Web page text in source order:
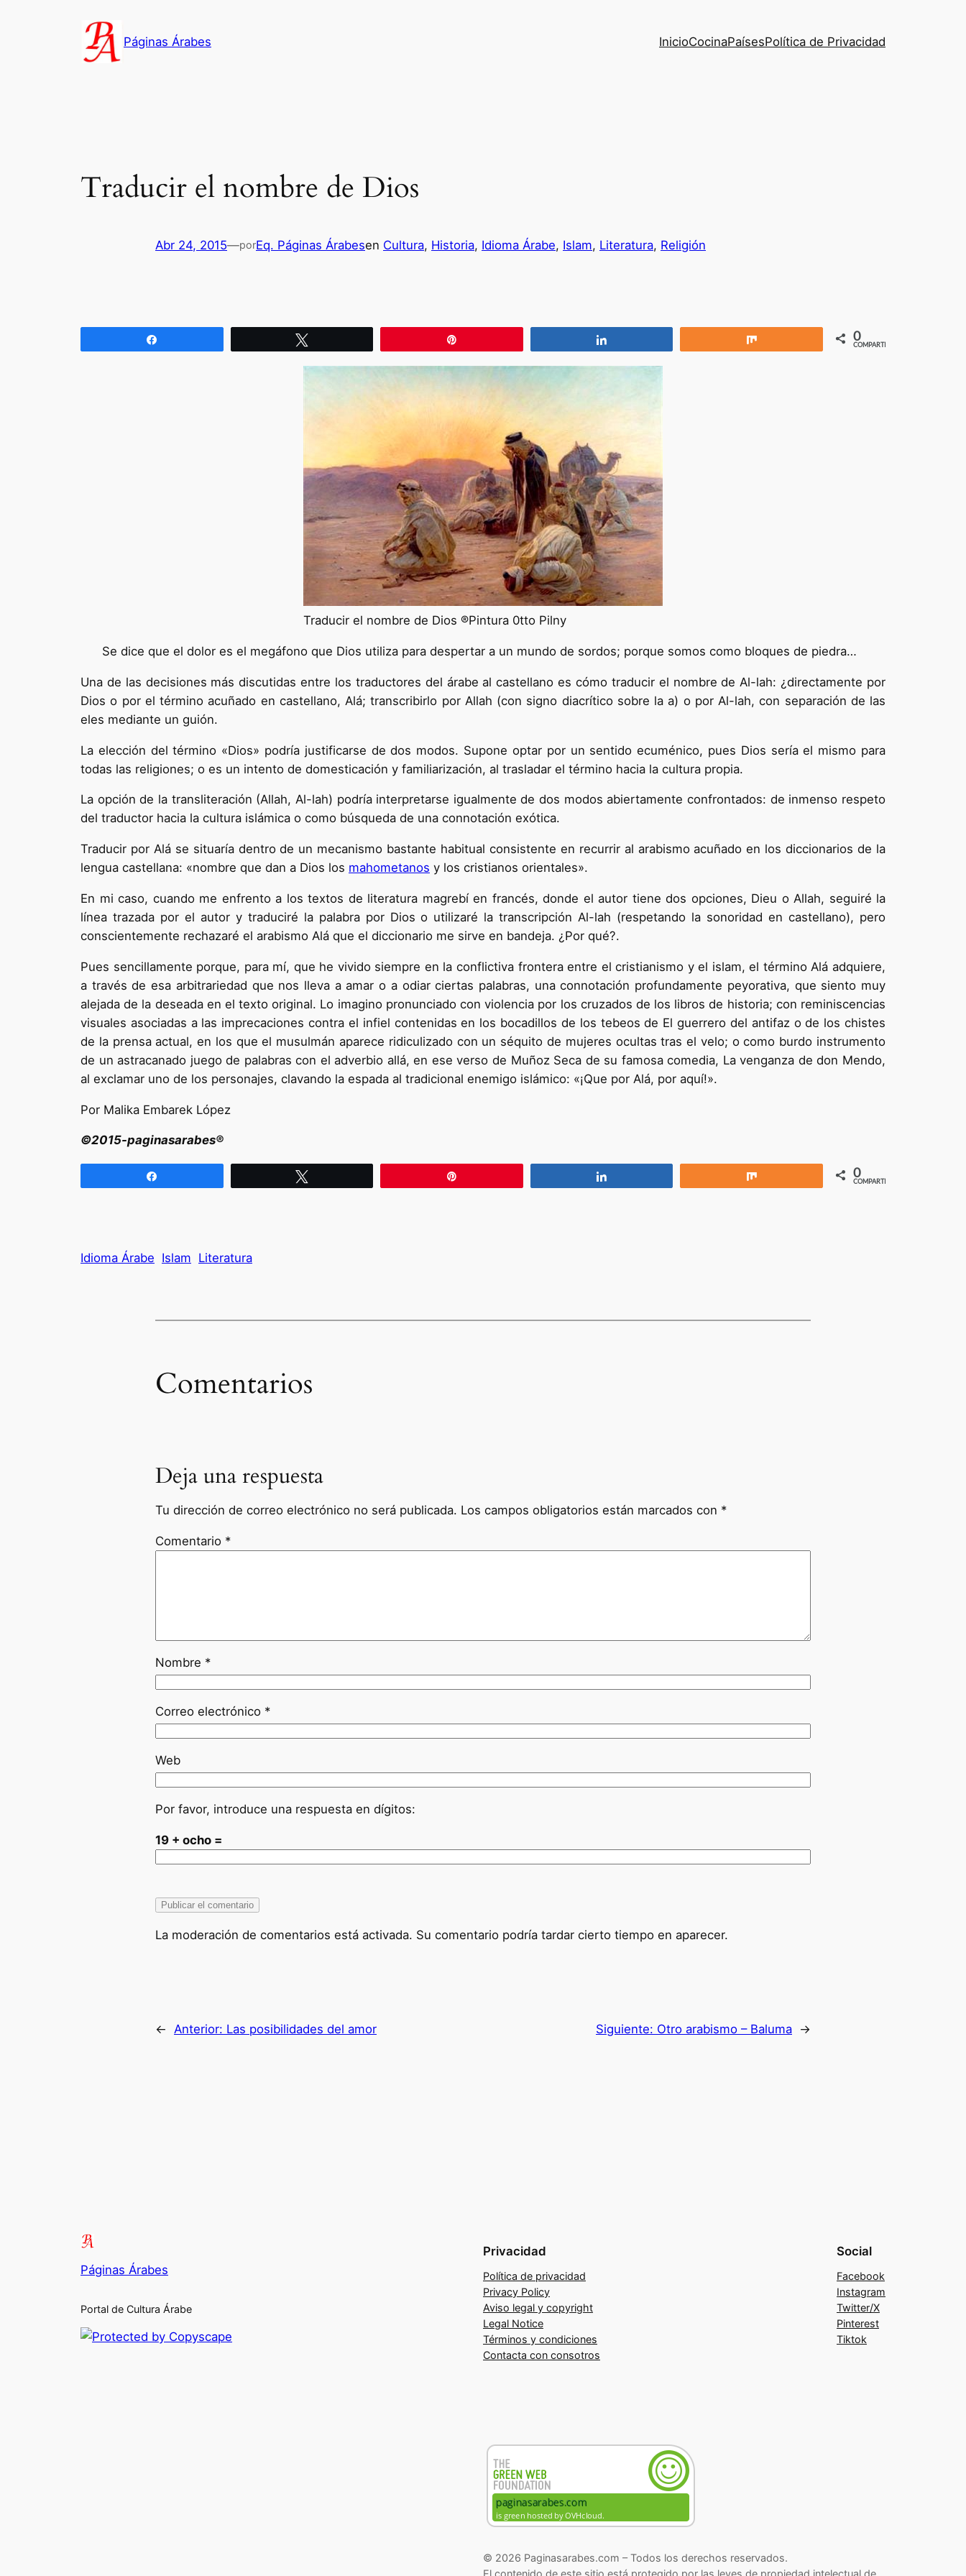
Páginas Árabes InicioCocinaPaísesPolítica de Privacidad
Traducir el nombre de Dios
Abr 24, 2015—porEq. Páginas Árabesen Cultura, Historia, Idioma Árabe, Islam, Literatura, Religión
0
COMPARTIR
Traducir el nombre de Dios ®Pintura 0tto Pilny
Se dice que el dolor es el megáfono que Dios utiliza para despertar a un mundo de sordos; porque somos como bloques de piedra…
Una de las decisiones más discutidas entre los traductores del árabe al castellano es cómo traducir el nombre de Al-lah: ¿directamente por
Dios o por el término acuñado en castellano, Alá; transcribirlo por Allah (con signo diacrítico sobre la a) o por Al-lah, con separación de las
eles mediante un guión.
La elección del término «Dios» podría justificarse de dos modos. Supone optar por un sentido ecuménico, pues Dios sería el mismo para
todas las religiones; o es un intento de domesticación y familiarización, al trasladar el término hacia la cultura propia.
La opción de la transliteración (Allah, Al-lah) podría interpretarse igualmente de dos modos abiertamente confrontados: de inmenso respeto
del traductor hacia la cultura islámica o como búsqueda de una connotación exótica.
Traducir por Alá se situaría dentro de un mecanismo bastante habitual consistente en recurrir al arabismo acuñado en los diccionarios de la
lengua castellana: «nombre que dan a Dios los mahometanos y los cristianos orientales».
En mi caso, cuando me enfrento a los textos de literatura magrebí en francés, donde el autor tiene dos opciones, Dieu o Allah, seguiré la
línea trazada por el autor y traduciré la palabra por Dios o utilizaré la transcripción Al-lah (respetando la sonoridad en castellano), pero
conscientemente rechazaré el arabismo Alá que el diccionario me sirve en bandeja. ¿Por qué?.
Pues sencillamente porque, para mí, que he vivido siempre en la conflictiva frontera entre el cristianismo y el islam, el término Alá adquiere,
a través de esa arbitrariedad que nos lleva a amar o a odiar ciertas palabras, una connotación profundamente peyorativa, que siento muy
alejada de la deseada en el texto original. Lo imagino pronunciado con violencia por los cruzados de los libros de historia; con reminiscencias
visuales asociadas a las imprecaciones contra el infiel contenidas en los bocadillos de los tebeos de El guerrero del antifaz o de los chistes
de la prensa actual, en los que el musulmán aparece ridiculizado con un séquito de mujeres ocultas tras el velo; o como burdo instrumento
de un astracanado juego de palabras con el adverbio allá, en ese verso de Muñoz Seca de su famosa comedia, La venganza de don Mendo,
al exclamar uno de los personajes, clavando la espada al tradicional enemigo islámico: «¡Que por Alá, por aquí!».
Por Malika Embarek López
©2015-paginasarabes®
0
COMPARTIR
Idioma Árabe Islam Literatura
Comentarios
Deja una respuesta
Tu dirección de correo electrónico no será publicada. Los campos obligatorios están marcados con *
Comentario *
Nombre *
Correo electrónico *
Web
Por favor, introduce una respuesta en dígitos:
19 + ocho =
La moderación de comentarios está activada. Su comentario podría tardar cierto tiempo en aparecer.
← Anterior: Las posibilidades del amor Siguiente: Otro arabismo – Baluma →
Páginas Árabes
Portal de Cultura Árabe
Privacidad
Política de privacidad
Privacy Policy
Aviso legal y copyright
Legal Notice
Términos y condiciones
Contacta con consotros
Social
Facebook
Instagram
Twitter/X
Pinterest
Tiktok
© 2026 Paginasarabes.com – Todos los derechos reservados.